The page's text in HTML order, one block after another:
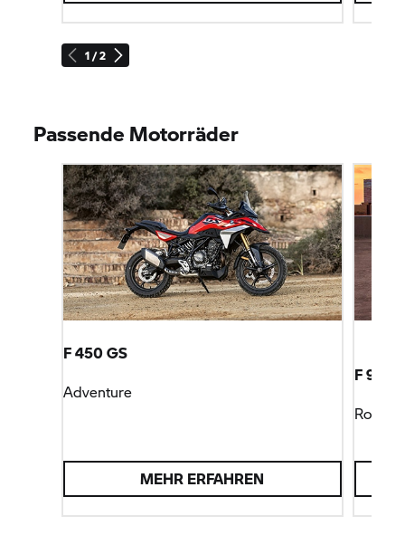
1 / 2
Passende Motorräder
F 450 GS
Adventure
MEHR ERFAHREN
F 900